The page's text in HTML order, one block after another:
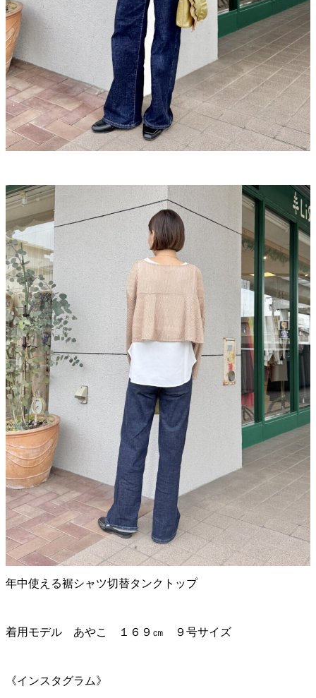
年中使える裾シャツ切替タンクトップ
着用モデル あやこ １６９㎝ ９号サイズ
《インスタグラム》